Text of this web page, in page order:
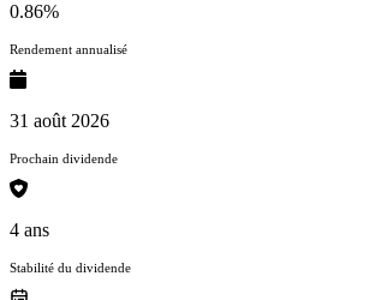
0.86%
Rendement annualisé
31 août 2026
Prochain dividende
4 ans
Stabilité du dividende